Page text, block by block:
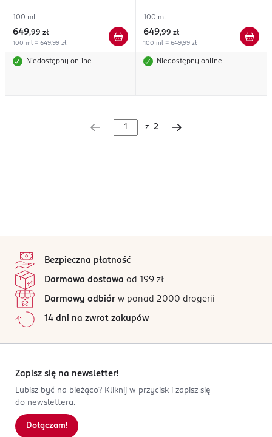
100 ml
649,99 zł
100 ml = 649,99 zł
Niedostępny online
100 ml
649,99 zł
100 ml = 649,99 zł
Niedostępny online
z 2
Bezpieczna płatność
Darmowa dostawa od 199 zł
Darmowy odbiór w ponad 2000 drogerii
14 dni na zwrot zakupów
Zapisz się na newsletter!
Lubisz być na bieżąco? Kliknij w przycisk i zapisz się
do newslettera.
Dołączam!